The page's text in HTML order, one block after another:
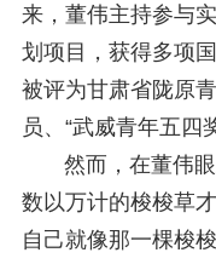
来，董伟主持参与
划项目，获得多项
被评为甘肃省陇原
员、“武威青年五四
然而，在董伟
数以万计的梭梭草
自己就像那一棵梭